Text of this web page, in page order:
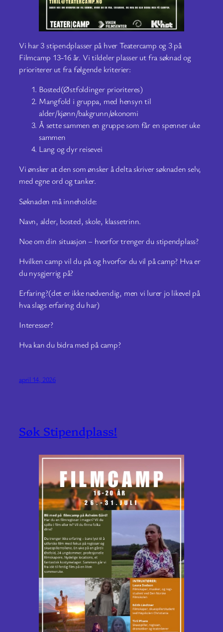
Vi har 3 stipendplasser på hver Teatercamp og 3 på
Filmcamp 13-16 år. Vi tildeler plasser ut fra søknad og
prioriterer ut fra følgende kriterier:
Bosted(Østfoldinger prioriteres)
Mangfold i gruppa, med hensyn til
alder/kjønn/bakgrunn/økonomi
Å sette sammen en gruppe som får en spenner uke
sammen
Lang og dyr reisevei
Vi ønsker at den som ønsker å delta skriver søknaden selv,
med egne ord og tanker.
Søknaden må inneholde:
Navn, alder, bosted, skole, klassetrinn.
Noe om din situasjon – hvorfor trenger du stipendplass?
Hvilken camp vil du på og hvorfor du vil på camp? Hva er
du nysgjerrig på?
Erfaring?(det er ikke nødvendig, men vi lurer jo likevel på
hva slags erfaring du har)
Interesser?
Hva kan du bidra med på camp?
april 14, 2026
Søk Stipendplass!